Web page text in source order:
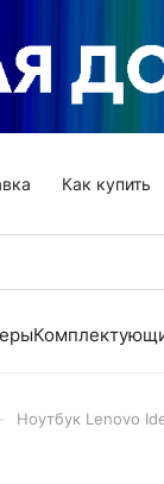
Как купить
Ноутбук Lenovo